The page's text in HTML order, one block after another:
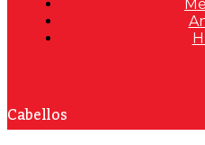
Cabellos